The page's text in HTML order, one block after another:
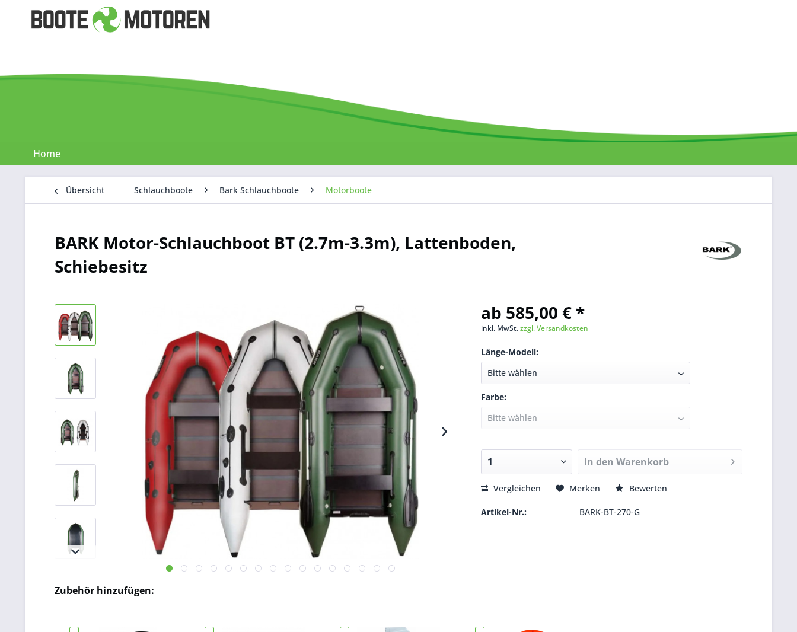
Home
Übersicht Schlauchboote Bark Schlauchboote Motorboote
BARK Motor-Schlauchboot BT (2.7m-3.3m), Lattenboden,
Schiebesitz
ab 585,00 € *
inkl. MwSt.zzgl. Versandkosten
Länge-Modell:
Farbe:
In den Warenkorb
Vergleichen Merken Bewerten
Artikel-Nr.: BARK-BT-270-G
Zubehör hinzufügen: